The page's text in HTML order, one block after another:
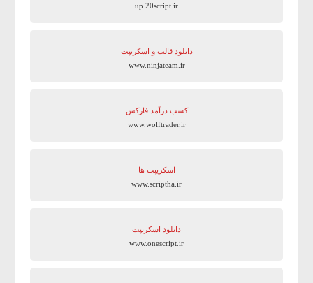
up.20script.ir
دانلود قالب و اسکریپت
www.ninjateam.ir
کسب درآمد فارکس
www.wolftrader.ir
اسکریپت ها
www.scriptha.ir
دانلود اسکریپت
www.onescript.ir